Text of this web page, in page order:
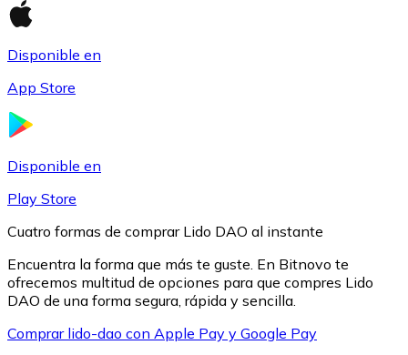
Disponible en
App Store
Disponible en
Play Store
Cuatro formas de comprar Lido DAO al instante
Encuentra la forma que más te guste. En Bitnovo te
ofrecemos multitud de opciones para que compres Lido
DAO de una forma segura, rápida y sencilla.
Comprar lido-dao con Apple Pay y Google Pay